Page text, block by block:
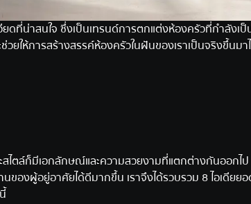
ยดที่น่าสนใจ ซึ่งเป็นเทรนด์การตกแต่งห้องครัวที่กำลังเ
ยให้การสร้างสรรค์ห้องครัวในฝันของเราเป็นจริงขึ้นม
สไตล์ก็มีเอกลักษณ์และความสวยงามที่แตกต่างกันออกไ
นของผู้อยู่อาศัยได้ดีมากขึ้น เราจึงได้รวบรวม 8 ไอเดียย